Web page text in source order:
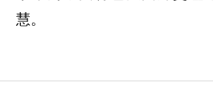
慧。